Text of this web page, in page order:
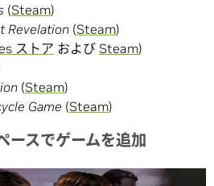
(Steam)
Revelation (Steam)
ストア および Steam)
(Steam)
Game (Steam)
ースでゲームを追加